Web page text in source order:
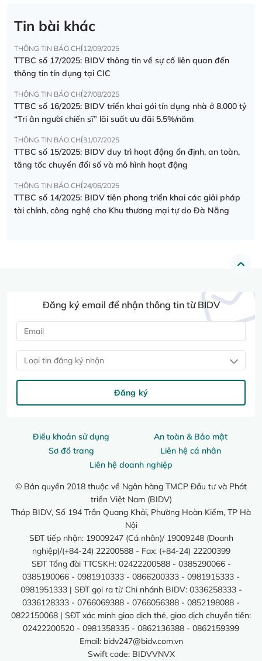
Tin bài khác
THÔNG TIN BÁO CHÍ12/09/2025
TTBC số 17/2025: BIDV thông tin về sự cố liên quan đến
thông tin tín dụng tại CIC
THÔNG TIN BÁO CHÍ27/08/2025
TTBC số 16/2025: BIDV triển khai gói tín dụng nhà ở 8.000 tỷ
“Tri ân người chiến sĩ” lãi suất ưu đãi 5.5%/năm
THÔNG TIN BÁO CHÍ31/07/2025
TTBC số 15/2025: BIDV duy trì hoạt động ổn định, an toàn,
tăng tốc chuyển đổi số và mô hình hoạt động
THÔNG TIN BÁO CHÍ24/06/2025
TTBC số 14/2025: BIDV tiên phong triển khai các giải pháp
tài chính, công nghệ cho Khu thương mại tự do Đà Nẵng
Điều khoản sử dụng
An toàn & Bảo mật
Sơ đồ trang
Liên hệ cá nhân
Liên hệ doanh nghiệp
© Bản quyền 2018 thuộc về Ngân hàng TMCP Đầu tư và Phát
triển Việt Nam (BIDV)
Tháp BIDV, Số 194 Trần Quang Khải, Phường Hoàn Kiếm, TP Hà
Nội
SĐT tiếp nhận: 19009247 (Cá nhân)/ 19009248 (Doanh
nghiệp)/(+84-24) 22200588 - Fax: (+84-24) 22200399
SĐT Tổng đài TTCSKH: 02422200588 - 0385290066 -
0385190066 - 0981910333 - 0866200333 - 0981915333 -
0981951333 | SĐT gọi ra từ Chi nhánh BIDV: 0336258333 -
0336128333 - 0766069388 - 0766056388 - 0852198088 -
0822150068 | SĐT xác minh giao dịch thẻ, giao dịch chuyển tiền:
02422200520 - 0981358335 - 0862136388 - 0862159399
Email: bidv247@bidv.com.vn
Swift code: BIDVVNVX
Đăng ký email để nhận thông tin từ BIDV
Loại tin đăng ký nhận
Đăng ký